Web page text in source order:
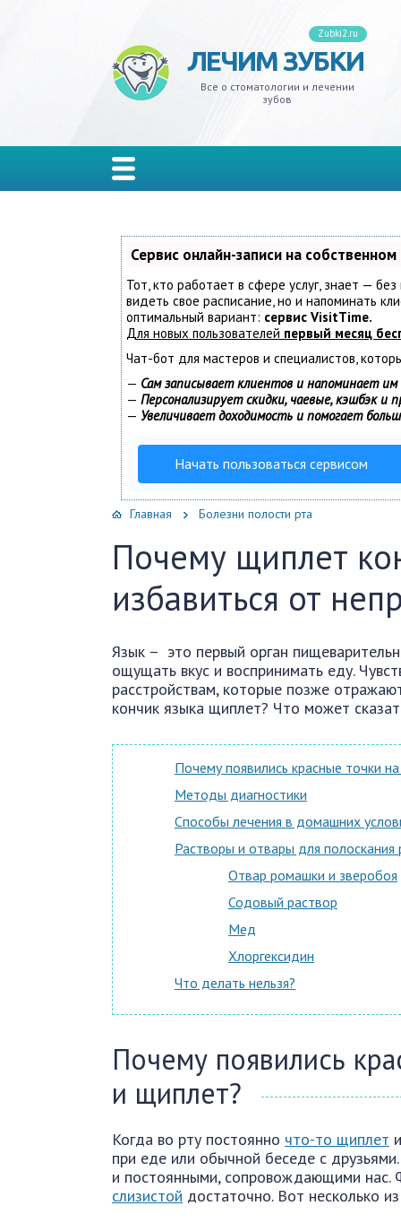
Zubki2.ru
ЛЕЧИМ ЗУБКИ
Все о стоматологии и лечении
зубов
Сервис онлайн-записи на
Тот, кто работает в сфере услуг, знает —
видеть свое расписание, но и напоминать
оптимальный вариант: сервис VisitTime.
Для новых пользователей первый месяц
Чат-бот для мастеров и специалистов,
— Сам записывает клиентов и напоминает им
— Персонализирует скидки, чаевые, кэшбэк и
— Увеличивает доходимость и помогает
Начать пользоваться сервисом
Главная Болезни полости рта
Почему щиплет
избавиться от
Язык – это первый орган
ощущать вкус и воспринимать еду.
расстройствам, которые позже
кончик языка щиплет? Что может
Почему появились красные точки
Методы диагностики
Способы лечения в домашних
Растворы и отвары для полоскания
Отвар ромашки и зверобоя
Содовый раствор
Мед
Хлоргексидин
Что делать нельзя?
Почему появились
и щиплет?
Когда во рту постоянно что-то щиплет
при еде или обычной беседе с
и постоянными, сопровождающими нас.
слизистой достаточно. Вот несколько